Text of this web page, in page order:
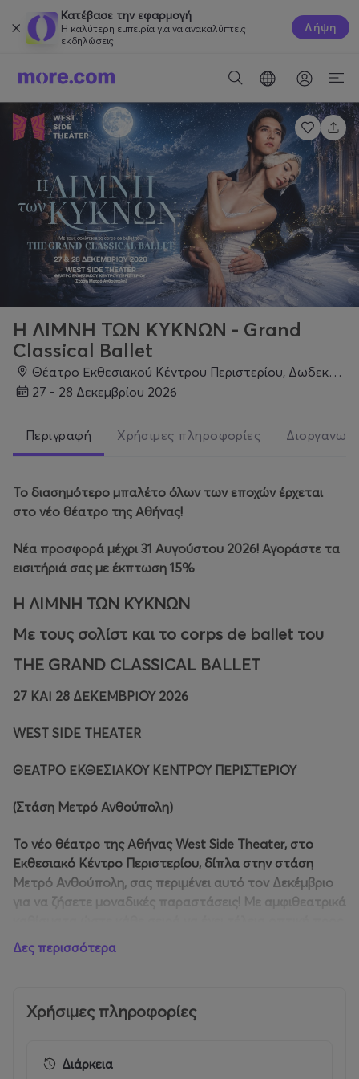
Κατέβασε την εφαρμογή
Η καλύτερη εμπειρία για να ανακαλύπτεις
εκδηλώσεις.
Λήψη
Η ΛΙΜΝΗ ΤΩΝ ΚΥΚΝΩΝ - Grand
Classical Ballet
Θέατρο Εκθεσιακού Κέντρου Περιστερίου, Δωδεκανήσου 106, Περιστέρι
27 - 28 Δεκεμβρίου 2026
Περιγραφή Χρήσιμες πληροφορίες
Το διασημότερο μπαλέτο όλων των εποχών έρχεται
στο νέο θέατρο της Αθήνας!
Νέα προσφορά μέχρι 31 Αυγούστου 2026! Αγοράστε τα
εισιτήριά σας με έκπτωση 15%
Η ΛΙΜΝΗ ΤΩΝ ΚΥΚΝΩΝ
Με τους σολίστ και το corps de ballet του
THE GRAND CLASSICAL BALLET
27 ΚΑΙ 28 ΔΕΚΕΜΒΡΙΟΥ 2026
WEST SIDE THEATER
ΘΕΑΤΡΟ ΕΚΘΕΣΙΑΚΟΥ ΚΕΝΤΡΟΥ ΠΕΡΙΣΤΕΡΙΟΥ
(Στάση Μετρό Ανθούπολη)
To νέο θέατρο της Αθήνας West Side Theater, στο
Εκθεσιακό Κέντρο Περιστερίου, δίπλα στην στάση
Μετρό Ανθούπολη, σας περιμένει αυτό τον Δεκέμβριο
για να ζήσετε μοναδικές παραστάσεις! Με αμφιθεατρικά
την εντυπωσιακά μεγάλη σκηνή, υπόσχεται να
φιλοξενήσει σπουδαίες παραστάσεις για όλη την
Αυτά τα Χριστούγεννα το κλασικό μπαλέτο έρχεται
The Grand Classical Ballet of Europe που
δημιουργήθηκε στην Γερμανία και αποτελείται από
Δες περισσότερα
Χρήσιμες πληροφορίες
Διάρκεια